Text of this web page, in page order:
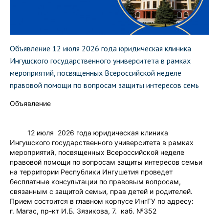
Объявление 12 июля 2026 года юридическая клиника
Ингушского государственного университета в рамках
мероприятий, посвященных Всероссийской неделе
правовой помощи по вопросам защиты интересов семь
Объявление
12 июля 2026 года юридическая клиника
Ингушского государственного университета в рамках
мероприятий, посвященных Всероссийской неделе
правовой помощи по вопросам защиты интересов семьи
на территории Республики Ингушетия проведет
бесплатные консультации по правовым вопросам,
связанным с защитой семьи, прав детей и родителей.
Прием состоится в главном корпусе ИнгГУ по адресу:
г. Магас, пр-кт И.Б. Зязикова, 7. каб. №352